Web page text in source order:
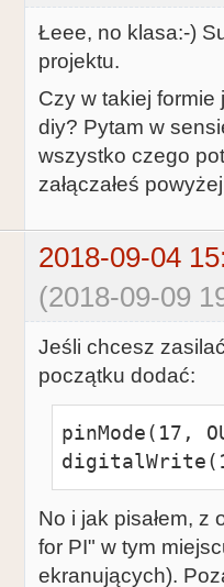
        Wire.write(dsDate[i]);
      }
      Wire.endTransmission();
    }
  }
}
    Serial.write(Serial.read());
  else
  {
    Serial.read();
    Serial.write(stDate[inj--]);
  }
}
Łeee, no klasa:-)
projektu.
Czy w takiej formie
diy? Pytam w
wszystko czego
załączałeś
2018-09-04
(2018-09-09
Jeśli chcesz
początku dodać:
pinMode(17,
No i jak pisałem, z
for PI" w tym
ekranujących).